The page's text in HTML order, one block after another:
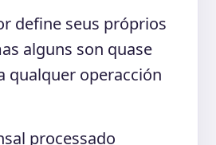
define seus próprios
alguns son quase
qualquer operacción
processado